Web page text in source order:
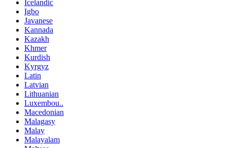
Icelandic
Igbo
Javanese
Kannada
Kazakh
Khmer
Kurdish
Kyrgyz
Latin
Latvian
Lithuanian
Luxembou..
Macedonian
Malagasy
Malay
Malayalam